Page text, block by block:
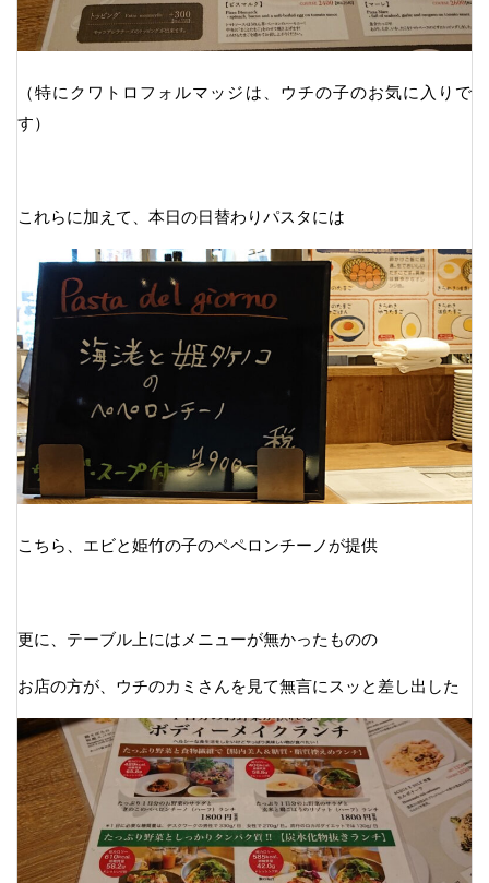
（特にクワトロフォルマッジは、ウチの子のお気に入りで
す）
これらに加えて、本日の日替わりパスタには
こちら、エビと姫竹の子のペペロンチーノが提供
更に、テーブル上にはメニューが無かったものの
お店の方が、ウチのカミさんを見て無言にスッと差し出した